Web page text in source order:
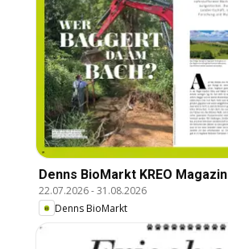
Denns BioMarkt KREO Magazin
22.07.2026-31.08.2026
Denns BioMarkt